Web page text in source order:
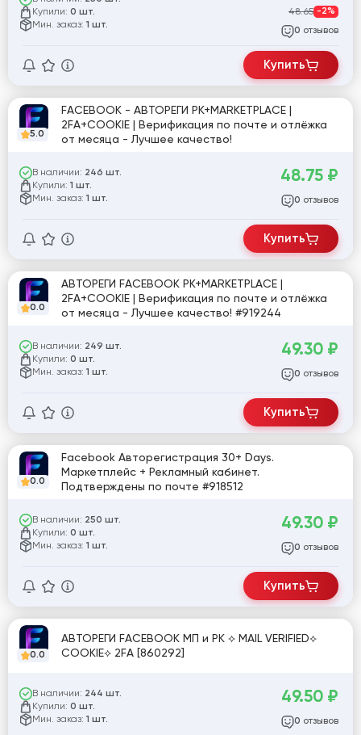
Купили: 0 шт.
Мин. заказ: 1 шт.
48.65 -2%
0 отзывов
Купить
5.0
FACEBOOK - АВТОРЕГИ РК+MARKETPLACE |
2FA+COOKIE | Верификация по почте и отлёжка
от месяца - Лучшее качество!
В наличии: 246 шт.
Купили: 1 шт.
Мин. заказ: 1 шт.
48.75 ₽
0 отзывов
Купить
0.0
АВТОРЕГИ FACEBOOK РК+MARKETPLACE |
2FA+COOKIE | Верификация по почте и отлёжка
от месяца - Лучшее качество! #919244
В наличии: 249 шт.
Купили: 0 шт.
Мин. заказ: 1 шт.
49.30 ₽
0 отзывов
Купить
0.0
Facebook Авторегистрация 30+ Days.
Маркетплейс + Рекламный кабинет.
Подтверждены по почте #918512
В наличии: 250 шт.
Купили: 0 шт.
Мин. заказ: 1 шт.
49.30 ₽
0 отзывов
Купить
0.0
АВТОРЕГИ FACEBOOK МП и РК ⟡ MAIL VERIFIED⟡
COOKIE⟡ 2FA [860292]
В наличии: 244 шт.
Купили: 0 шт.
Мин. заказ: 1 шт.
49.50 ₽
0 отзывов